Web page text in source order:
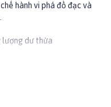
hành vi phá đồ đạc và
lượng dư thừa
kích cỡ chó